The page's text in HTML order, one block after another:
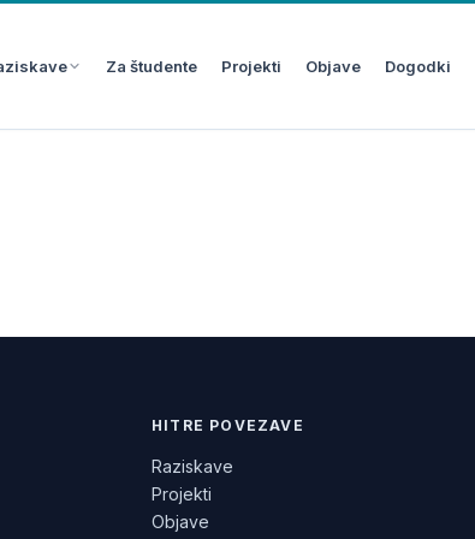
Za študente Projekti Objave Dogodki
HITRE POVEZAVE
Raziskave
Projekti
Objave